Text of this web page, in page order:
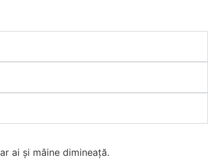
ai și mâine dimineață.